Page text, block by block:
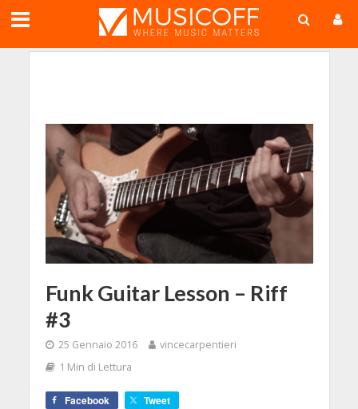
Funk Guitar Lesson – Riff
#3
25 Gennaio 2016
vincecarpentieri
1 Min di Lettura
Facebook Tweet